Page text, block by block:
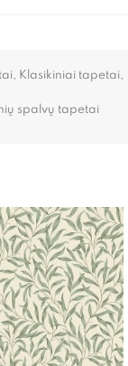
, Klasikiniai tapetai,
spalvų tapetai